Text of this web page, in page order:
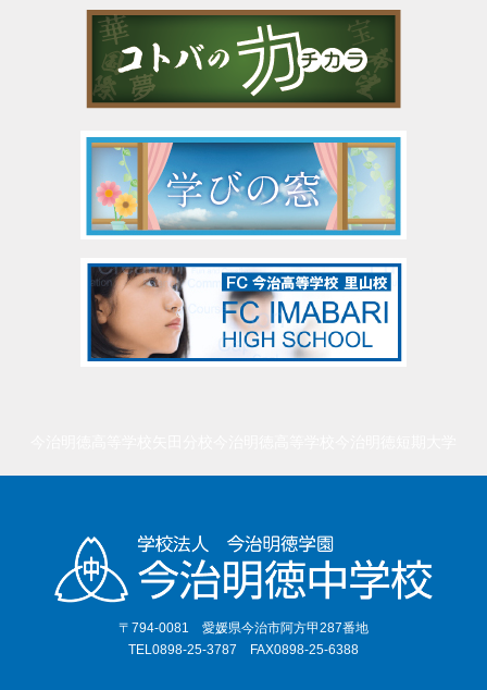
〒794-0081 愛媛県今治市阿方甲287番地
TEL0898-25-3787 FAX0898-25-6388